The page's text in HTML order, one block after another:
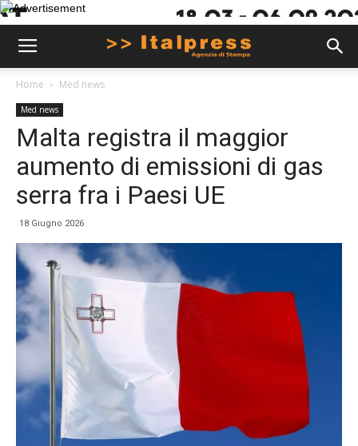
Home Med news
Med news
Malta registra il maggior
aumento di emissioni di gas
serra fra i Paesi UE
18 Giugno 2026